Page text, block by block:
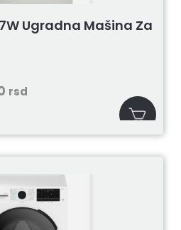
Ugradna Mašina Za
rsd